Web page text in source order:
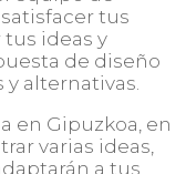
tus
ideas y
de diseño
alternativas.
en Gipuzkoa, en
varias ideas,
a tus